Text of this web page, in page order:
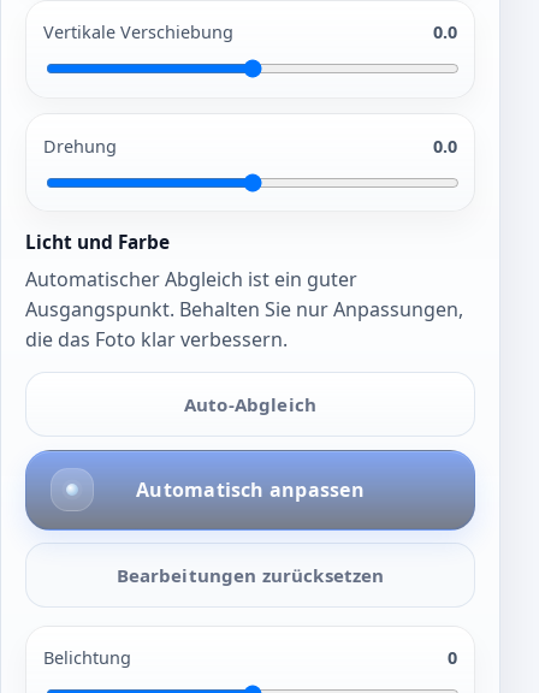
Vertikale Verschiebung 0.0
Drehung 0.0
Licht und Farbe
Automatischer Abgleich ist ein guter
Ausgangspunkt. Behalten Sie nur Anpassungen,
die das Foto klar verbessern.
Auto-Abgleich
Automatisch anpassen
Bearbeitungen zurücksetzen
Belichtung 0